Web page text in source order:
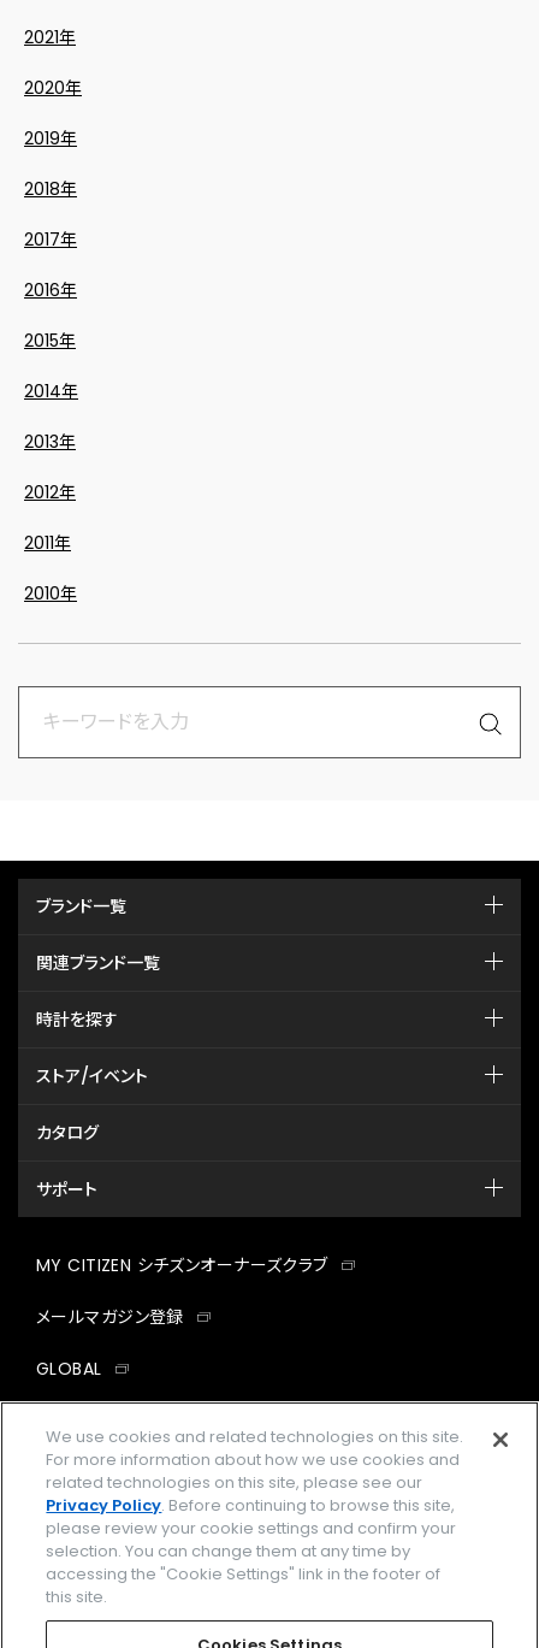
2021年
2020年
2019年
2018年
2017年
2016年
2015年
2014年
2013年
2012年
2011年
2010年
ブランド一覧
関連ブランド一覧
時計を探す
ストア/イベント
カタログ
サポート
MY CITIZEN シチズンオーナーズクラブ
メールマガジン登録
GLOBAL
facebookinstagramtwitter
企業情報 ご利用規約
プライバシーポリシー Cookies Settings
We use cookies and related technologies on this site.
For more information about how we use cookies and
related technologies on this site, please see our
Privacy Policy. Before continuing to browse this site,
please review your cookie settings and confirm your
selection. You can change them at any time by
accessing the "Cookie Settings" link in the footer of
this site.